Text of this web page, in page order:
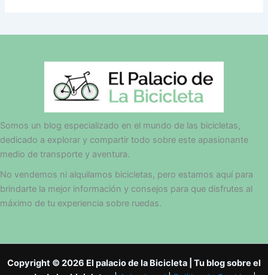
Somos un blog especializado en el mundo de las bicicletas,
dedicado a explorar y compartir todo sobre este apasionante
medio de transporte y aventura.
No vendemos ni alquilamos bicicletas, pero estamos aquí para
brindarte la mejor información y consejos para que disfrutes al
máximo de tu experiencia sobre ruedas.
Copyright © 2026 El palacio de la Bicicleta | Tu blog sobre el